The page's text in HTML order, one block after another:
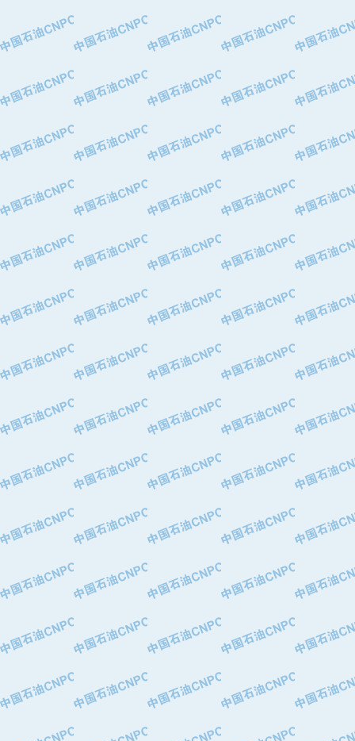
·中国石油锦西石化分公司
·大港油田集团有限责任公司
·深圳市肯多斯实业发展有限公司
·山东墨龙石油机械股份有限公司
·无锡西姆莱斯石油专用管制造有限公
·武汉钢铁（集团）公司
·马鞍山钢铁股份有限公司
·中国石油天然气股份有限公司兰州石
·中国石化茂名石化分公司
·中国石油大港油田分公司
·靖江市天和泵业有限公司
·中油油气勘探软件国家工程研究中心
·西安长庆钻宇集团咸阳石化有限公司
·新疆新冠控制系统工程有限公司
·新疆安维消防设施器材有限公司
·华北石油津工机械制造有限公司
·上海山武控制仪表有限公司
·上海赛科石油化工有限责任公司
·上海高桥石化
·中国石化扬子石油化工股份有限公司
·中国石化长岭炼化公司
·中国石油长庆油田分公司
·山东墨龙石油机械股份有限公司
·大庆油田物资集团
·南阳防爆集团有限公司
·乳山市力久特种电机有限公司
·无锡西姆莱斯石油专用管制造有限公
·沈阳全密封变压器股份有限公司
·河北华北石油天成实业集团有限公司
·特变电工股份有限公司